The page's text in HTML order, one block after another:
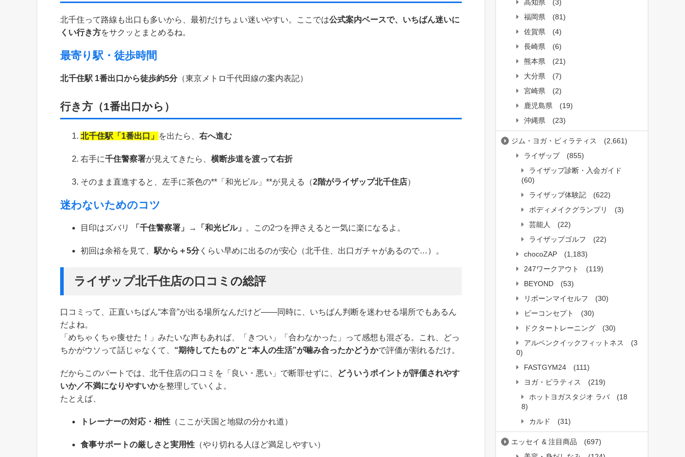
北千住って路線も出口も多いから、最初だけちょい迷いやすい。ここでは公式案内ベースで、いちばん迷いに
くい行き方をサクッとまとめるね。
最寄り駅・徒歩時間
北千住駅 1番出口から徒歩約5分（東京メトロ千代田線の案内表記）
行き方（1番出口から）
北千住駅「1番出口」 を出たら、 右へ進む
右手に千住警察署が見えてきたら、 横断歩道を渡って右折
そのまま直進すると、左手に茶色の**「和光ビル」**が見える（2階がライザップ北千住店）
迷わないためのコツ
目印はズバリ 「千住警察署」→「和光ビル」 。この2つを押さえると一気に楽になるよ。
初回は余裕を見て、 駅から＋5分くらい早めに出るのが安心（北千住、出口ガチャがあるので…）。
ライザップ北千住店の口コミの総評
口コミって、正直いちばん“本音”が出る場所なんだけど――同時に、いちばん判断を迷わせる場所でもあるん
だよね。
「めちゃくちゃ痩せた！」みたいな声もあれば、「きつい」「合わなかった」って感想も混ざる。これ、どっ
ちかがウソって話じゃなくて、 “期待してたもの”と“本人の生活”が噛み合ったかどうかで評価が割れるだけ。
だからこのパートでは、北千住店の口コミを「良い・悪い」で断罪せずに、
どういうポイントが評価されやす
いか／不満になりやすいかを整理していくよ。
たとえば、
トレーナーの対応・相性 （ここが天国と地獄の分かれ道）
食事サポートの厳しさと実用性 （やり切れる人ほど満足しやすい）
高知県
(3)
福岡県
(81)
佐賀県
(4)
長崎県
(6)
熊本県
(21)
大分県
(7)
宮崎県
(2)
鹿児島県
(19)
沖縄県
(23)
ジム・ヨガ・ピィラティス
(2,661)
ライザップ
(855)
ライザップ診断・入会ガイド
(60)
ライザップ体験記
(622)
ボディメイクグランプリ
(3)
芸能人
(22)
ライザップゴルフ
(22)
chocoZAP
(1,183)
247ワークアウト
(119)
BEYOND
(53)
リボーンマイセルフ
(30)
ビーコンセプト
(30)
ドクタートレーニング
(30)
アルペンクイックフィットネス
(3
0)
FASTGYM24
(111)
ヨガ・ピラティス
(219)
ホットヨガスタジオ ラバ
(18
8)
カルド
(31)
エッセイ & 注目商品
(697)